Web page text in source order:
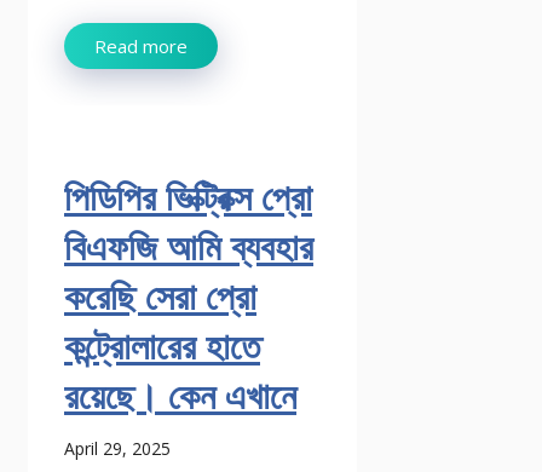
Read more
পিডিপির ভিক্ট্রিক্স প্রো
বিএফজি আমি ব্যবহার
করেছি সেরা প্রো
কন্ট্রোলারের হাতে
রয়েছে। কেন এখানে
April 29, 2025